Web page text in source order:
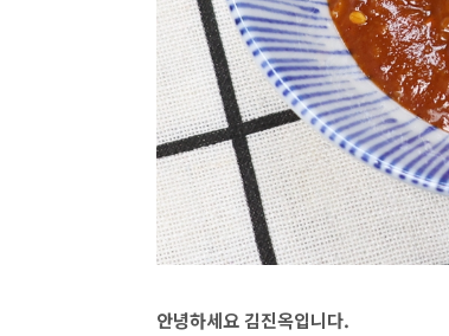
안녕하세요 김진옥입니다.